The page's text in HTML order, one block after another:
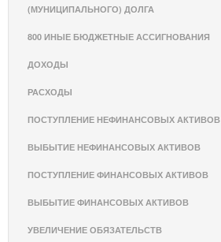
(МУНИЦИПАЛЬНОГО) ДОЛГА
800 ИНЫЕ БЮДЖЕТНЫЕ АССИГНОВАНИЯ
ДОХОДЫ
РАСХОДЫ
ПОСТУПЛЕНИЕ НЕФИНАНСОВЫХ АКТИВОВ
ВЫБЫТИЕ НЕФИНАНСОВЫХ АКТИВОВ
ПОСТУПЛЕНИЕ ФИНАНСОВЫХ АКТИВОВ
ВЫБЫТИЕ ФИНАНСОВЫХ АКТИВОВ
УВЕЛИЧЕНИЕ ОБЯЗАТЕЛЬСТВ